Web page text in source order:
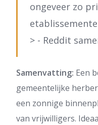
ongeveer zo
> - Reddit
Samenvatting: Een
gemeentelijke
een zonnige
van vrijwilligers.